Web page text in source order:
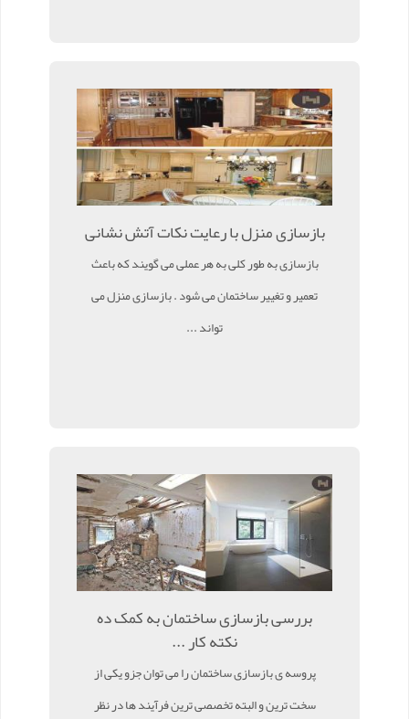
بازسازی منزل با رعایت نکات آتش نشانی
بازسازی به طور کلی به هر عملی می گویند که باعث
تعمیر و تغییر ساختمان می شود . بازسازی منزل می
تواند ...
بررسی بازسازی ساختمان به کمک ده
نکته کار ...
پروسه ی بازسازی ساختمان را می توان جزو یکی از
سخت ترین و البته تخصصی ترین فرآیند ها در نظر